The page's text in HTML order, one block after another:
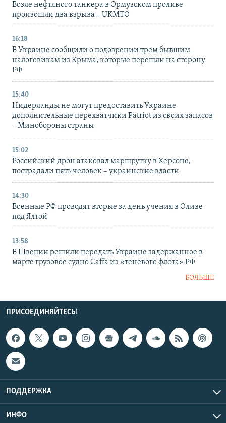
Возле нефтяного танкера в Ормузском проливе
произошли два взрыва – UKMTO
16:18
В Украине сообщили о подозрении трем бывшим
налоговикам из Крыма, которые перешли на сторону
РФ
15:40
Нидерланды не могут предоставить Украине
дополнительные перехватчики Patriot из своих запасов
– Минобороны страны
15:02
Российский дрон атаковал маршрутку в Херсоне,
пострадали пять человек – украинские власти
14:30
Военные РФ проводят вторые за день учения в Оливе
под Ялтой
13:58
В Швеции решили передать Украине задержанное в
марте грузовое судно Caffa из «теневого флота» РФ
БОЛЬШЕ
ПРИСОЕДИНЯЙТЕСЬ!
ПОДДЕРЖКА
ИНФО